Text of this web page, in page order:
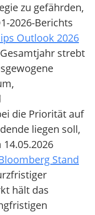
zu gefährden,
2026-Berichts
Outlook 2026
strebt
die Priorität auf
liegen soll,
Stand
hält das